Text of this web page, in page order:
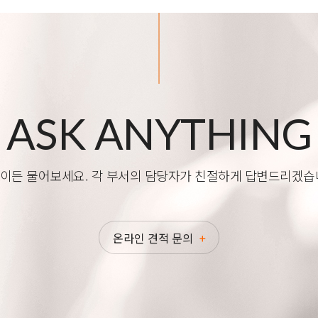
ASK ANYTHING
든 물어보세요. 각 부서의 담당자가 친절하게 답변드리겠
온라인 견적 문의